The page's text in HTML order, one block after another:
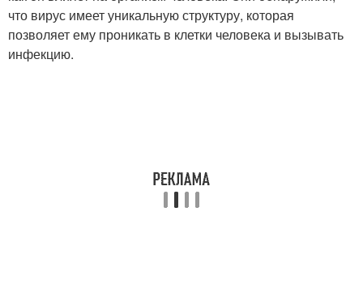
что вирус имеет уникальную структуру, которая
позволяет ему проникать в клетки человека и вызывать
инфекцию.